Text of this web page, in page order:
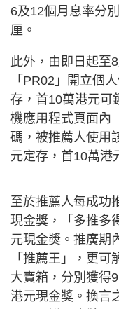
6及12個月息率分
厘。
此外，由即日起至
「PR02」開立個
存，首10萬港元可
機應用程式頁面內
碼，被推薦人使用
元定存，首10萬港
至於推薦人每成功
現金獎，「多推多
元現金獎。推廣期
「推薦王」，更
大寶箱，分別獲得
港元現金獎。換言